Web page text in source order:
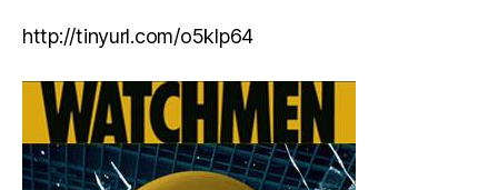
http://tinyurl.com/o5klp64